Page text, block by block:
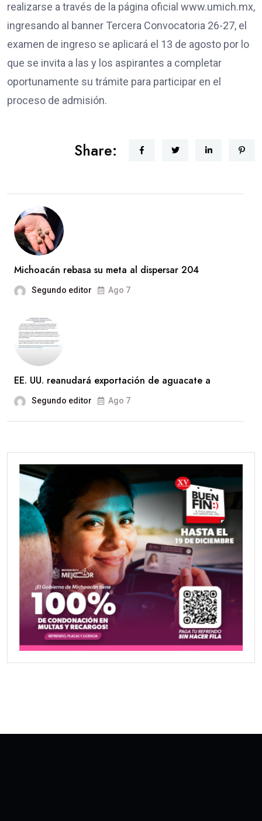
realizarse a través de la página oficial www.umich.mx,
ingresando al banner Tercera Convocatoria 26-27, el
examen de ingreso se aplicará el 13 de agosto por lo
que se invita a las y los aspirantes a completar
oportunamente su trámite para participar en el
proceso de admisión.
Share:
Michoacán rebasa su meta al dispersar 204
Segundo editor Ago 7
EE. UU. reanudará exportación de aguacate a
Segundo editor Ago 7